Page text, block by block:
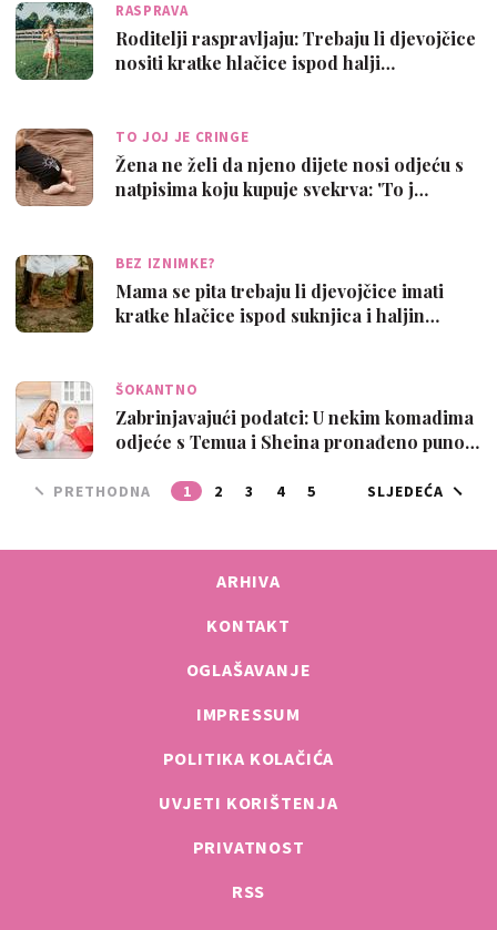
RASPRAVA
Roditelji raspravljaju: Trebaju li djevojčice
nositi kratke hlačice ispod halji…
TO JOJ JE CRINGE
Žena ne želi da njeno dijete nosi odjeću s
natpisima koju kupuje svekrva: 'To j…
BEZ IZNIMKE?
Mama se pita trebaju li djevojčice imati
kratke hlačice ispod suknjica i haljin…
ŠOKANTNO
Zabrinjavajući podatci: U nekim komadima
odjeće s Temua i Sheina pronađeno puno…
PRETHODNA 1 2 3 4 5 SLJEDEĆA
ARHIVA
KONTAKT
OGLAŠAVANJE
IMPRESSUM
POLITIKA KOLAČIĆA
UVJETI KORIŠTENJA
PRIVATNOST
RSS